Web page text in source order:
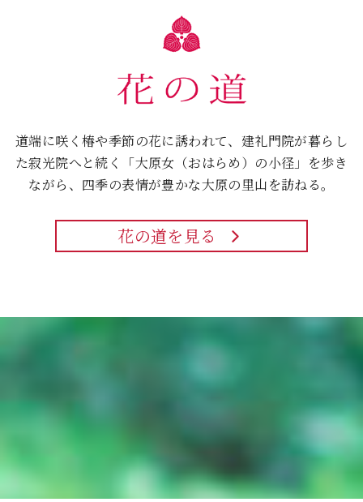
道端に咲く椿や季節の花に誘われて、 建礼門院が暮らし
た寂光院へと続く「大原女（おはらめ）の小径」を歩き
ながら、四季の表情が豊かな大原の里山を訪ねる。
花の道を見る